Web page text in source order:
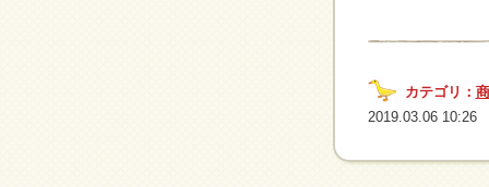
カテゴリ：
2019.03.06 10:26